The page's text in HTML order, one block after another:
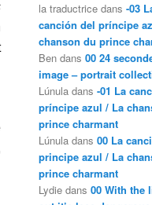
la traductrice dans -03
canción del príncipe
chanson du prince
Ben dans 00 24
image – portrait
Lúnula dans -01 La
príncipe azul / La
prince charmant
Lúnula dans 00 La
principe azul / La
prince charmant
Lydie dans 00 With the